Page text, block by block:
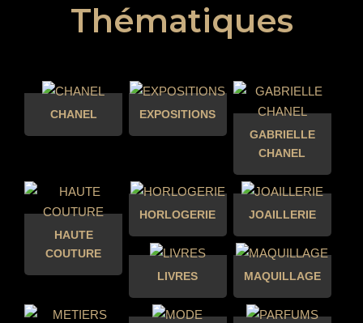
Thématiques
CHANEL
EXPOSITIONS
GABRIELLE
CHANEL
HAUTE
COUTURE
HORLOGERIE JOAILLERIE
LIVRES MAQUILLAGE